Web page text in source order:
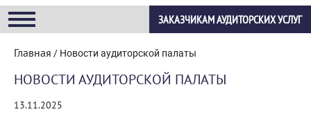
ЗАКАЗЧИКАМ АУДИТОРСКИХ УСЛУГ
Главная / Новости аудиторской палаты
НОВОСТИ АУДИТОРСКОЙ ПАЛАТЫ
13.11.2025